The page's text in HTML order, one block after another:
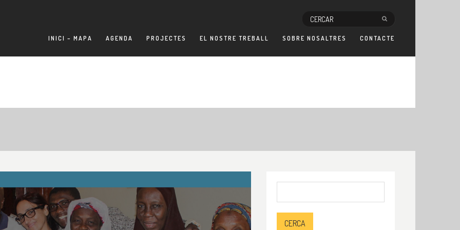
INICI – MAPA AGENDA PROJECTES EL NOSTRE TREBALL SOBRE NOSALTRES CONTACTE